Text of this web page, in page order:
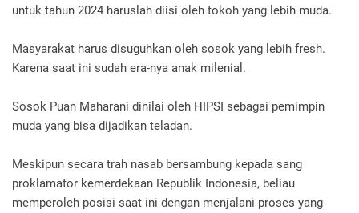
untuk tahun 2024 haruslah diisi oleh tokoh yang lebih muda.
Masyarakat harus disuguhkan oleh sosok yang lebih fresh.
Karena saat ini sudah era-nya anak milenial.
Sosok Puan Maharani dinilai oleh HIPSI sebagai pemimpin
muda yang bisa dijadikan teladan.
Meskipun secara trah nasab bersambung kepada sang
proklamator kemerdekaan Republik Indonesia, beliau
memperoleh posisi saat ini dengan menjalani proses yang